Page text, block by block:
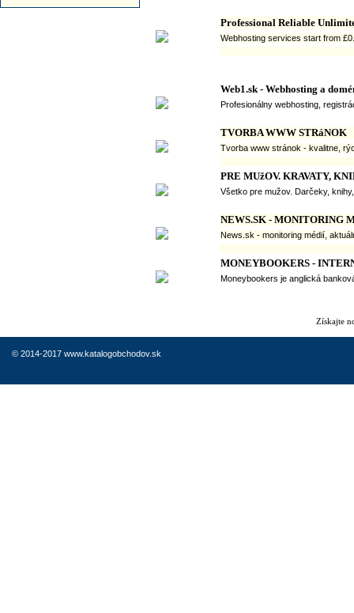
Professional Reliable
Webhosting services start from
Web1.sk - Webhosting a
Profesionálny webhosting,
TVORBA WWW STRáNOK
Tvorba www stránok - kvalitne,
PRE MUžOV. KRAVATY,
Všetko pre mužov. Darčeky,
NEWS.SK - MONITORING
News.sk - monitoring médií,
MONEYBOOKERS -
Moneybookers je anglická
Získajte
© 2014-2017 www.katalogobchodov.sk